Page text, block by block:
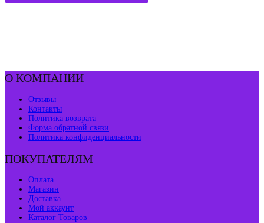
О КОМПАНИИ
Отзывы
Контакты
Политика возврата
Форма обратной связи
Политика конфиденциальности
ПОКУПАТЕЛЯМ
Оплата
Магазин
Доставка
Мой аккаунт
Каталог Товаров